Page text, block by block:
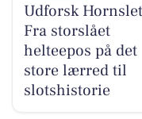
Udforsk
Fra storslået
helteepos på det
store lærred til
slotshistorie